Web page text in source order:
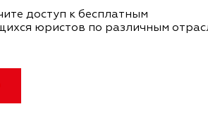
доступ к бесплатным
юристов по различным